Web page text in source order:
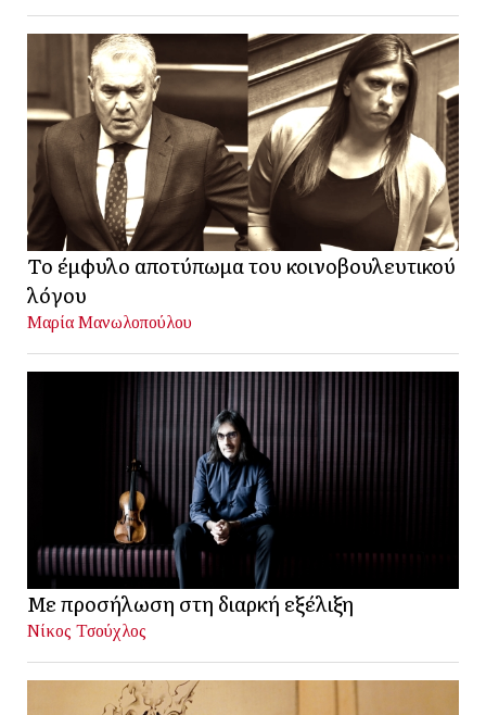
Το έμφυλο αποτύπωμα του κοινοβουλευτικού
λόγου
Μαρία Μανωλοπούλου
Με προσήλωση στη διαρκή εξέλιξη
Νίκος Τσούχλος